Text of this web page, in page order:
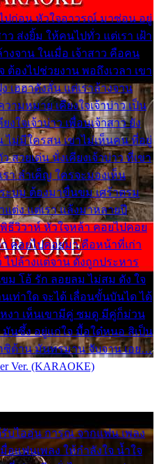
ไปก่อน หัวใจอาวรณ์ มาซ่อน อยู่
ว ส่งยิ้ม ให้คนไปทั่ว แต่เรา เฝ้า
งจาน ในเมื่อ เจ้าสาว คือคน
ต้องไปช่วยงาน พอถึงเวลา เขา
เฮฮาดังลั่น แต่เราล้างจาน
ามหมาย เคียงใจเจ้าบ่าว เป็น
ใจเจ้าบ่าว เพื่อนเจ้าสาว ยัง
ไม่มีใครสน เขาไม่เห็นคน ที่อยู่
สวยเด่น นั่งเคียงเจ้าบ่าว ที่เขา
รา ลำเค็ญ ใครจะมองเห็น
ะบม ต้องมาขื่นขม เศร้าตรม
ต่ง แต่เรา แล้งมาหลายปี
ธีวิวาห์ หัวใจหล้า คอยไปคอย
คอยไปคอยมา คือหน้าที่เก่า
ไปล้างแต่จาน ดั่งถูกประหาร
ม โอ้ รัก ลอยลม ไม่สม ดัง ใจ
เท่าใด จะได้ เลื่อนขั้นบันได ได้
หงา เห็นเขามีคู่ ซมดู มีคู่ก็ม่วน
มันซึ้ง อยู่แก่ใจ มื้อใด๋หนอ สิเป็น
าซิด้าน มันทรมาน จับจาน เอย…
Ver. (KARAOKE)
บไออุ่น การุณ จากแฟน เพลง
อแฟนเพลง ให้กำลังใจ น้ำใจ